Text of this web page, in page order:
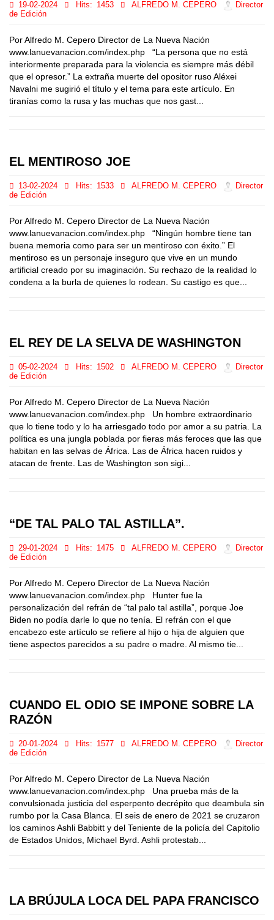
19-02-2024 Hits: 1453 ALFREDO M. CEPERO
Director
de Edición
Por Alfredo M. Cepero Director de La Nueva Nación
www.lanuevanacion.com/index.php “La persona que no está
interiormente preparada para la violencia es siempre más débil
que el opresor.” La extraña muerte del opositor ruso Aléxei
Navalni me sugirió el título y el tema para este artículo. En
tiranías como la rusa y las muchas que nos gast...
EL MENTIROSO JOE
13-02-2024 Hits: 1533 ALFREDO M. CEPERO
Director
de Edición
Por Alfredo M. Cepero Director de La Nueva Nación
www.lanuevanacion.com/index.php “Ningún hombre tiene tan
buena memoria como para ser un mentiroso con éxito.” El
mentiroso es un personaje inseguro que vive en un mundo
artificial creado por su imaginación. Su rechazo de la realidad lo
condena a la burla de quienes lo rodean. Su castigo es que...
EL REY DE LA SELVA DE WASHINGTON
05-02-2024 Hits: 1502 ALFREDO M. CEPERO
Director
de Edición
Por Alfredo M. Cepero Director de La Nueva Nación
www.lanuevanacion.com/index.php Un hombre extraordinario
que lo tiene todo y lo ha arriesgado todo por amor a su patria. La
política es una jungla poblada por fieras más feroces que las que
habitan en las selvas de África. Las de África hacen ruidos y
atacan de frente. Las de Washington son sigi...
“DE TAL PALO TAL ASTILLA”.
29-01-2024 Hits: 1475 ALFREDO M. CEPERO
Director
de Edición
Por Alfredo M. Cepero Director de La Nueva Nación
www.lanuevanacion.com/index.php Hunter fue la
personalización del refrán de “tal palo tal astilla”, porque Joe
Biden no podía darle lo que no tenía. El refrán con el que
encabezo este artículo se refiere al hijo o hija de alguien que
tiene aspectos parecidos a su padre o madre. Al mismo tie...
CUANDO EL ODIO SE IMPONE SOBRE LA
RAZÓN
20-01-2024 Hits: 1577 ALFREDO M. CEPERO
Director
de Edición
Por Alfredo M. Cepero Director de La Nueva Nación
www.lanuevanacion.com/index.php Una prueba más de la
convulsionada justicia del esperpento decrépito que deambula sin
rumbo por la Casa Blanca. El seis de enero de 2021 se cruzaron
los caminos Ashli Babbitt y del Teniente de la policía del Capitolio
de Estados Unidos, Michael Byrd. Ashli protestab...
LA BRÚJULA LOCA DEL PAPA FRANCISCO